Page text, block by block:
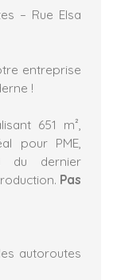
– Rue Elsa
entreprise
!
651 m²,
pour PME,
du dernier
Pas
autoroutes